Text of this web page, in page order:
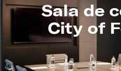
Sala de
City of